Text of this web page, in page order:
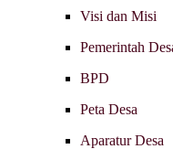
Visi dan Misi
Pemerintah
BPD
Peta Desa
Aparatur Desa